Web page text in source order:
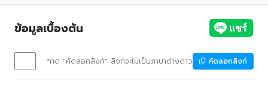
ข้อมูลเบื้องต้น
*กด "คัดลอกลิงก์" ลิงก์จะไม่เป็นภาษาต่างดาว คัดลอกลิงก์